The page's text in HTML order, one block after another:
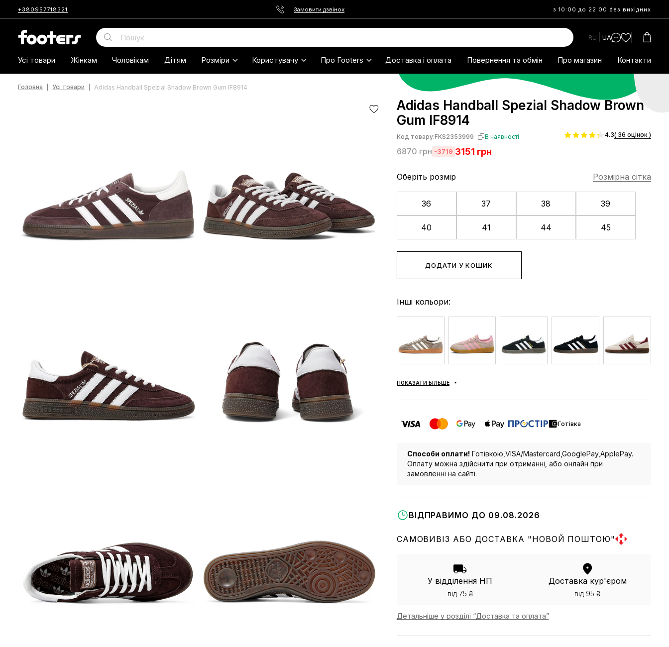
+380957718321 Замовити дзвінок з 10:00 до 22:00 без вихідних
RU UA
Усі товари Жінкам Чоловікам Дітям Розміри Користувачу Про Footers Доставка і оплата Повернення та обмін Про магазин Контакти
Головна Усі товари Adidas Handball Spezial Shadow Brown Gum IF8914
Adidas Handball Spezial Shadow Brown
Gum IF8914
Код товару:FKS2353999 В наявності
6870грн -3719 3151 грн
4.3( 36 оцінок )
Оберіть розмір Розмірна сітка
36 37 38 39
40 41 44 45
ДОДАТИ У КОШИК
Інші кольори:
ПОКАЗАТИ БІЛЬШЕ
Готівка
Способи оплати! Готівкою,VISA/Mastercard,GooglePay,ApplePay.
Оплату можна здійснити при отриманні, або онлайн при
замовленні на сайті.
ВІДПРАВИМО ДО 09.08.2026
САМОВИВІЗ АБО ДОСТАВКА "НОВОЙ ПОШТОЮ"
У відділення НП
від 75 ₴
Доставка кур'єром
від 95 ₴
Детальніше у розділі “Доставка та оплата”